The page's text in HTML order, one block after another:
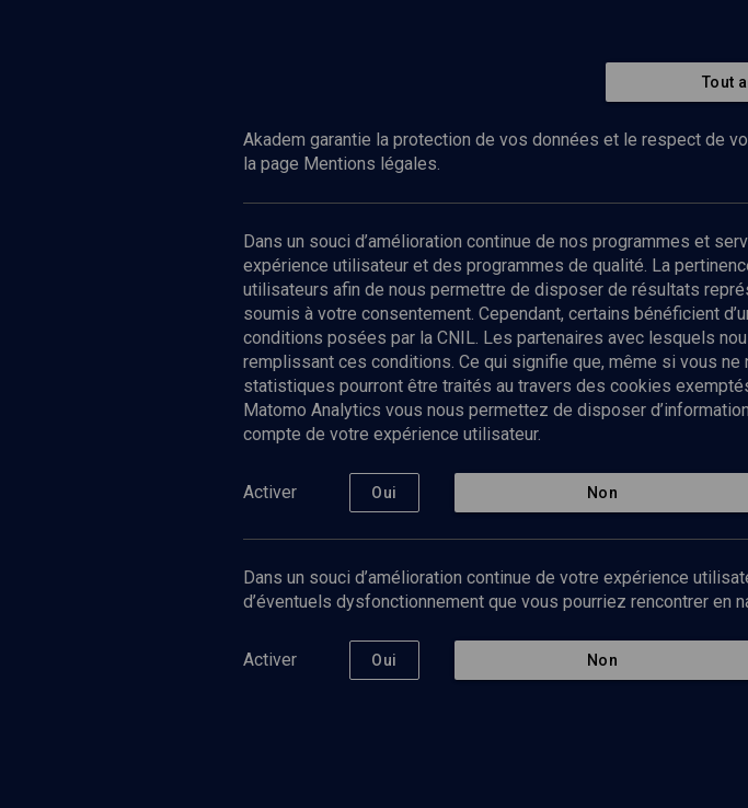
Abonnez-vous à notre
Nos Chaines
Culture
Limoud
Université
Podcast
Tout
Akadem garantie la protection de vos données et le respect de
la page Mentions légales.
Dans un souci d’amélioration continue de nos programmes et
expérience utilisateur et des programmes de qualité. La
utilisateurs afin de nous permettre de disposer de résultats
soumis à votre consentement. Cependant, certains bénéficient
conditions posées par la CNIL. Les partenaires avec lesquels
remplissant ces conditions. Ce qui signifie que, même si vous
statistiques pourront être traités au travers des cookies
Matomo Analytics vous nous permettez de disposer
compte de votre expérience utilisateur.
Activer Oui Non
Dans un souci d’amélioration continue de votre expérience
d’éventuels dysfonctionnement que vous pourriez rencontrer en
Activer Oui Non